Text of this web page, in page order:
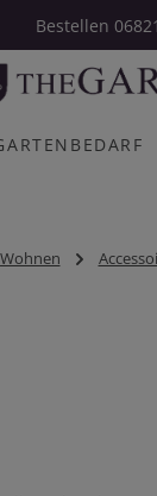
Bestellen
Wohnen